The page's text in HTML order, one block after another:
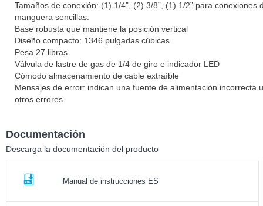
Tamaños de conexión: (1) 1/4”, (2) 3/8”, (1) 1/2” para conexiones
manguera sencillas.
Base robusta que mantiene la posición vertical
Diseño compacto: 1346 pulgadas cúbicas
Pesa 27 libras
Válvula de lastre de gas de 1/4 de giro e indicador LED
Cómodo almacenamiento de cable extraíble
Mensajes de error: indican una fuente de alimentación incorrecta u
otros errores
Documentación
Descarga la documentación del producto
Manual de instrucciones ES